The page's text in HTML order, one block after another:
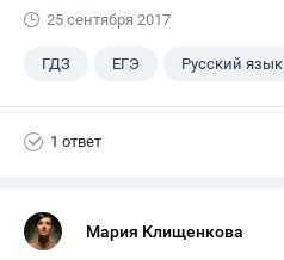
25 сентября 2017
ГДЗ ЕГЭ Русский язык
1 ответ
Мария Клищенкова